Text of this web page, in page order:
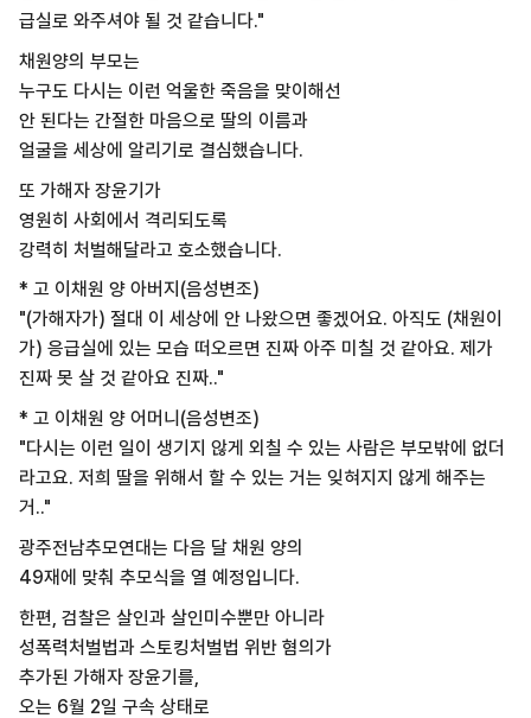
급실로 와주셔야 될 것 같습니다."
채원양의 부모는
누구도 다시는 이런 억울한 죽음을 맞이해선
안 된다는 간절한 마음으로 딸의 이름과
얼굴을 세상에 알리기로 결심했습니다.
또 가해자 장윤기가
영원히 사회에서 격리되도록
강력히 처벌해달라고 호소했습니다.
* 고 이채원 양 아버지(음성변조)
"(가해자가) 절대 이 세상에 안 나왔으면 좋겠어요. 아직도 (채원이
가) 응급실에 있는 모습 떠오르면 진짜 아주 미칠 것 같아요. 제가
진짜 못 살 것 같아요 진짜.."
* 고 이채원 양 어머니(음성변조)
"다시는 이런 일이 생기지 않게 외칠 수 있는 사람은 부모밖에 없더
라고요. 저희 딸을 위해서 할 수 있는 거는 잊혀지지 않게 해주는
거.."
광주전남추모연대는 다음 달 채원 양의
49재에 맞춰 추모식을 열 예정입니다.
한편, 검찰은 살인과 살인미수뿐만 아니라
성폭력처벌법과 스토킹처벌법 위반 혐의가
추가된 가해자 장윤기를,
오는 6월 2일 구속 상태로